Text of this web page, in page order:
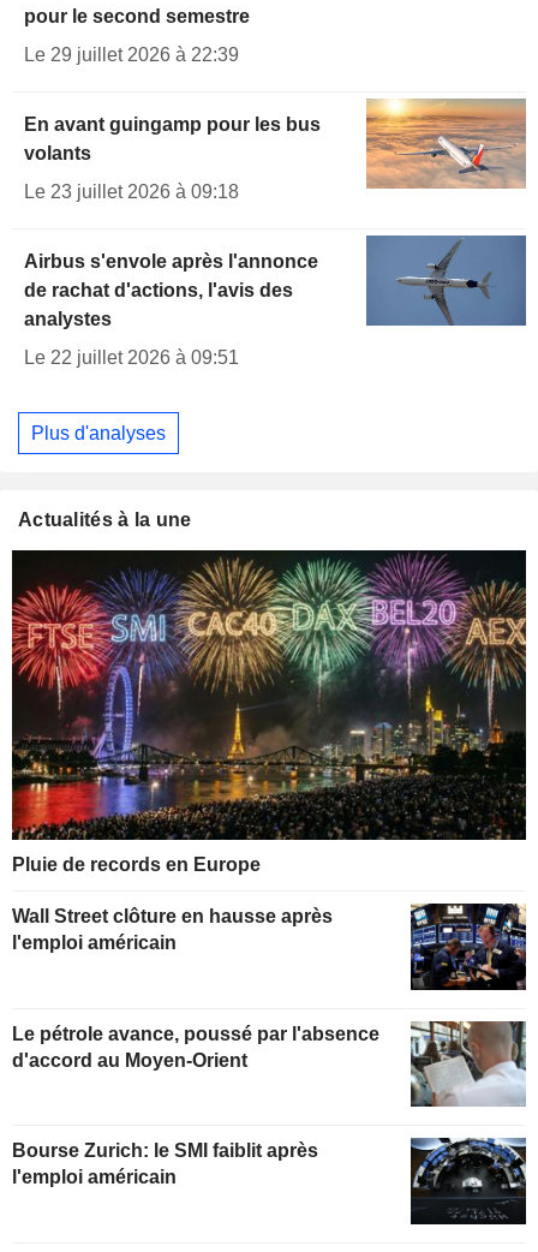
pour le second semestre
Le 29 juillet 2026 à 22:39
En avant guingamp pour les bus
volants
Le 23 juillet 2026 à 09:18
Airbus s'envole après l'annonce
de rachat d'actions, l'avis des
analystes
Le 22 juillet 2026 à 09:51
Plus d'analyses
Actualités à la une
Pluie de records en Europe
Wall Street clôture en hausse après
l'emploi américain
Le pétrole avance, poussé par l'absence
d'accord au Moyen-Orient
Bourse Zurich: le SMI faiblit après
l'emploi américain